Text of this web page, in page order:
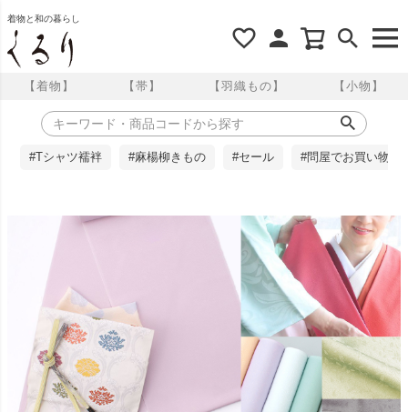
着物と和の暮らし
【着物】 【帯】 【羽織もの】 【小物】
#Tシャツ襦袢 #麻楊柳きもの #セール #問屋でお買い物